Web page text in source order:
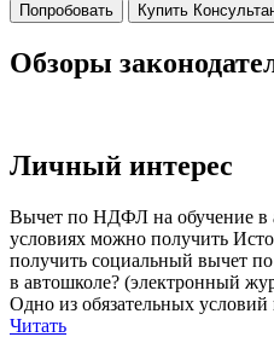
Попробовать Купить
Обзоры
Личный интерес
Вычет по НДФЛ на обучение в
условиях можно получить
получить социальный вычет
в автошколе? (электронный
Одно из обязательных условий
Читать